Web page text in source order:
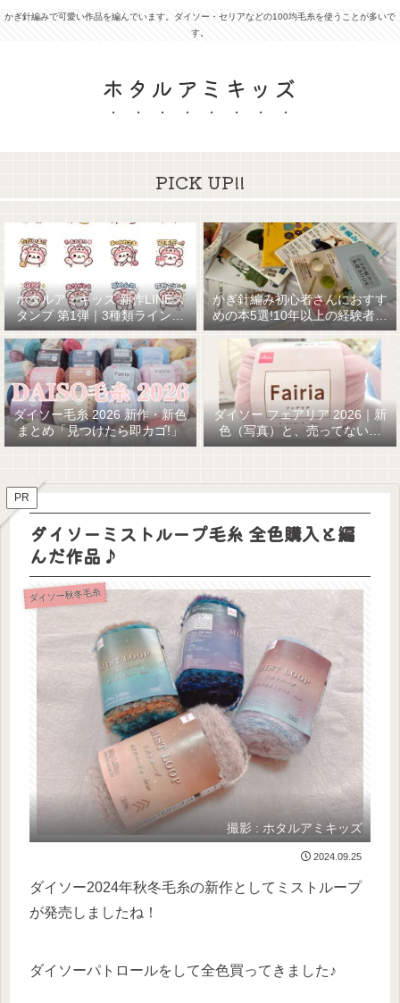
かぎ針編みで可愛い作品を編んでいます。ダイソー・セリアなどの100均毛糸を使うことが多いで
す。
ホタルアミキッズ
PICK UP!!
ホタルアミキッズ 新作LINEス
タンプ 第1弾｜3種類ラインナ
ップ☆
かぎ針編み初心者さんにおすす
めの本5選!10年以上の経験者が
厳選
ダイソー毛糸 2026 新作・新色
まとめ「見つけたら即カゴ!」
ダイソー フェアリア 2026｜新
色（写真）と、売ってない…
GETまでの話
PR
ダイソーミストループ毛糸 全色購入と編
んだ作品♪
ダイソー秋冬毛糸
撮影 : ホタルアミキッズ
2024.09.25
ダイソー2024年秋冬毛糸の新作としてミストループ
が発売しましたね！
ダイソーパトロールをして全色買ってきました♪